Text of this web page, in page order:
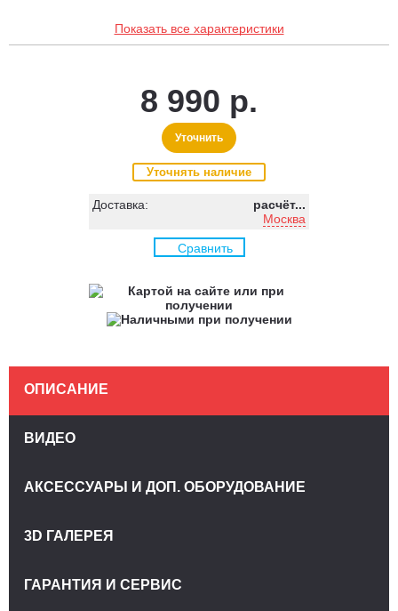
Показать все характеристики
8 990 р.
Уточнить
Уточнять наличие
Доставка:
расчёт...
Москва
Сравнить
ОПИСАНИЕ
ВИДЕО
АКСЕССУАРЫ И ДОП. ОБОРУДОВАНИЕ
3D ГАЛЕРЕЯ
ГАРАНТИЯ И СЕРВИС